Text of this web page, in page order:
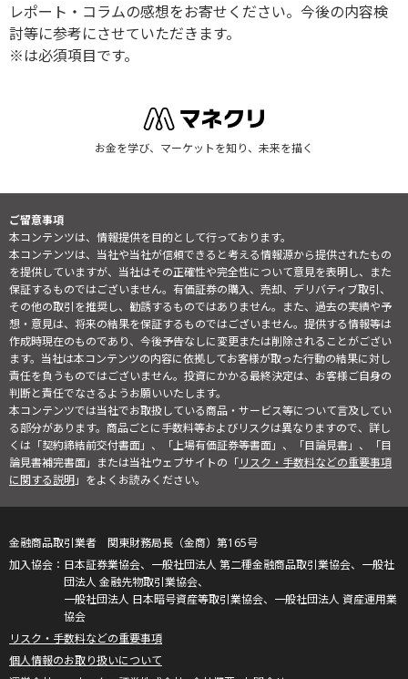
レポート・コラムの感想をお寄せください。今後の内容検
討等に参考にさせていただきます。
※は必須項目です。
お金を学び、マーケットを知り、未来を描く
ご留意事項
本コンテンツは、情報提供を目的として行っております。
本コンテンツは、当社や当社が信頼できると考える情報源から提供されたもの
を提供していますが、当社はその正確性や完全性について意見を表明し、また
保証するものではございません。有価証券の購入、売却、デリバティブ取引、
その他の取引を推奨し、勧誘するものではありません。また、過去の実績や予
想・意見は、将来の結果を保証するものではございません。提供する情報等は
作成時現在のものであり、今後予告なしに変更または削除されることがござい
ます。当社は本コンテンツの内容に依拠してお客様が取った行動の結果に対し
責任を負うものではございません。投資にかかる最終決定は、お客様ご自身の
判断と責任でなさるようお願いいたします。
本コンテンツでは当社でお取扱している商品・サービス等について言及してい
る部分があります。商品ごとに手数料等およびリスクは異なりますので、詳し
くは「契約締結前交付書面」、「上場有価証券等書面」、「目論見書」、「目
論見書補完書面」または当社ウェブサイトの「リスク・手数料などの重要事項
に関する説明」をよくお読みください。
金融商品取引業者 関東財務局長（金商）第165号
日本証券業協会、一般社団法人 第二種金融商品取引業協会、一般社
団法人 金融先物取引業協会、
一般社団法人 日本暗号資産等取引業協会、一般社団法人 資産運用業
協会
リスク・手数料などの重要事項
個人情報のお取り扱いについて